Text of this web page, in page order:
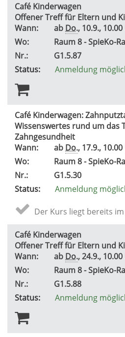
Café Kinderwagen
Offener Treff für Eltern und
Wann:
ab Do., 10.9.,
Wo:
Raum 8 - SpieKo-
Nr.:
G1.5.87
Status:
Anmeldung
Café Kinderwagen:
Wissenswertes rund um das
Zahngesundheit
Wann:
ab Do., 17.9.,
Wo:
Raum 8 - SpieKo-
Nr.:
G1.5.30
Status:
Anmeldung
Der Kurs liegt bereits
Café Kinderwagen
Offener Treff für Eltern und
Wann:
ab Do., 24.9.,
Wo:
Raum 8 - SpieKo-
Nr.:
G1.5.88
Status:
Anmeldung